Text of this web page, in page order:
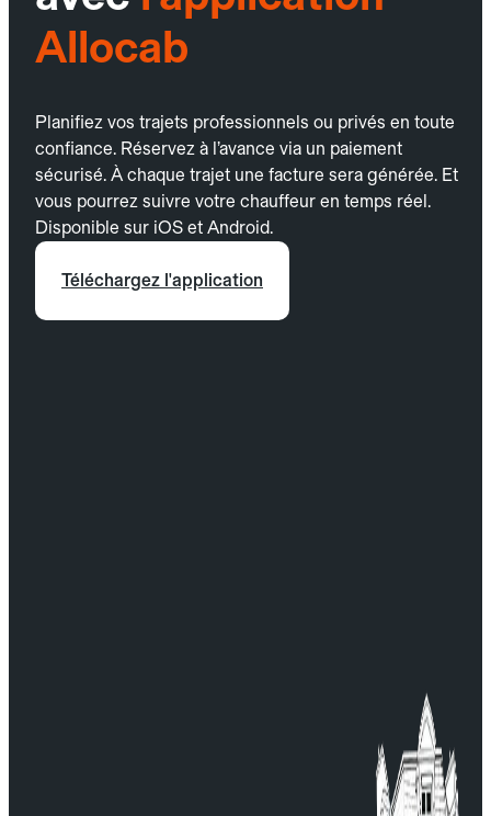
Allocab
Planifiez vos trajets professionnels ou privés en toute
confiance. Réservez à l’avance via un paiement
sécurisé. À chaque trajet une facture sera générée. Et
vous pourrez suivre votre chauffeur en temps réel.
Disponible sur iOS et Android.
Téléchargez l'application